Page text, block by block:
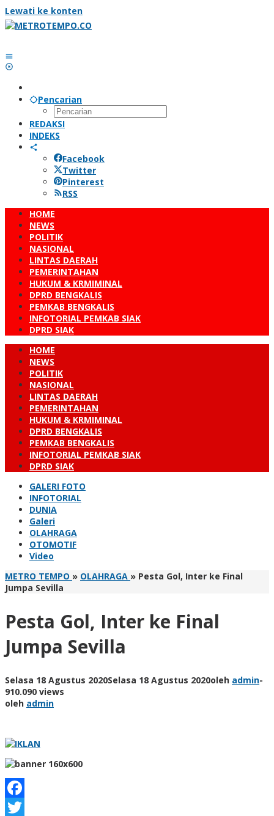
Lewati ke konten
Pencarian
REDAKSI
INDEKS
Facebook
Twitter
Pinterest
RSS
HOME
NEWS
POLITIK
NASIONAL
LINTAS DAERAH
PEMERINTAHAN
HUKUM & KRMIMINAL
DPRD BENGKALIS
PEMKAB BENGKALIS
INFOTORIAL PEMKAB SIAK
DPRD SIAK
HOME
NEWS
POLITIK
NASIONAL
LINTAS DAERAH
PEMERINTAHAN
HUKUM & KRMIMINAL
DPRD BENGKALIS
PEMKAB BENGKALIS
INFOTORIAL PEMKAB SIAK
DPRD SIAK
GALERI FOTO
INFOTORIAL
DUNIA
Galeri
OLAHRAGA
OTOMOTIF
Video
METRO TEMPO » OLAHRAGA » Pesta Gol, Inter ke Final
Jumpa Sevilla
Pesta Gol, Inter ke Final
Jumpa Sevilla
Selasa 18 Agustus 2020Selasa 18 Agustus 2020oleh admin-
910.090 views
oleh admin
Facebook